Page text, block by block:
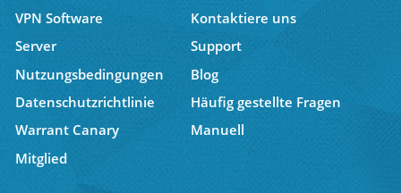
VPN Software
Kontaktiere uns
Server
Support
Nutzungsbedingungen
Blog
Datenschutzrichtlinie
Häufig gestellte Fragen
Warrant Canary
Manuell
Mitglied